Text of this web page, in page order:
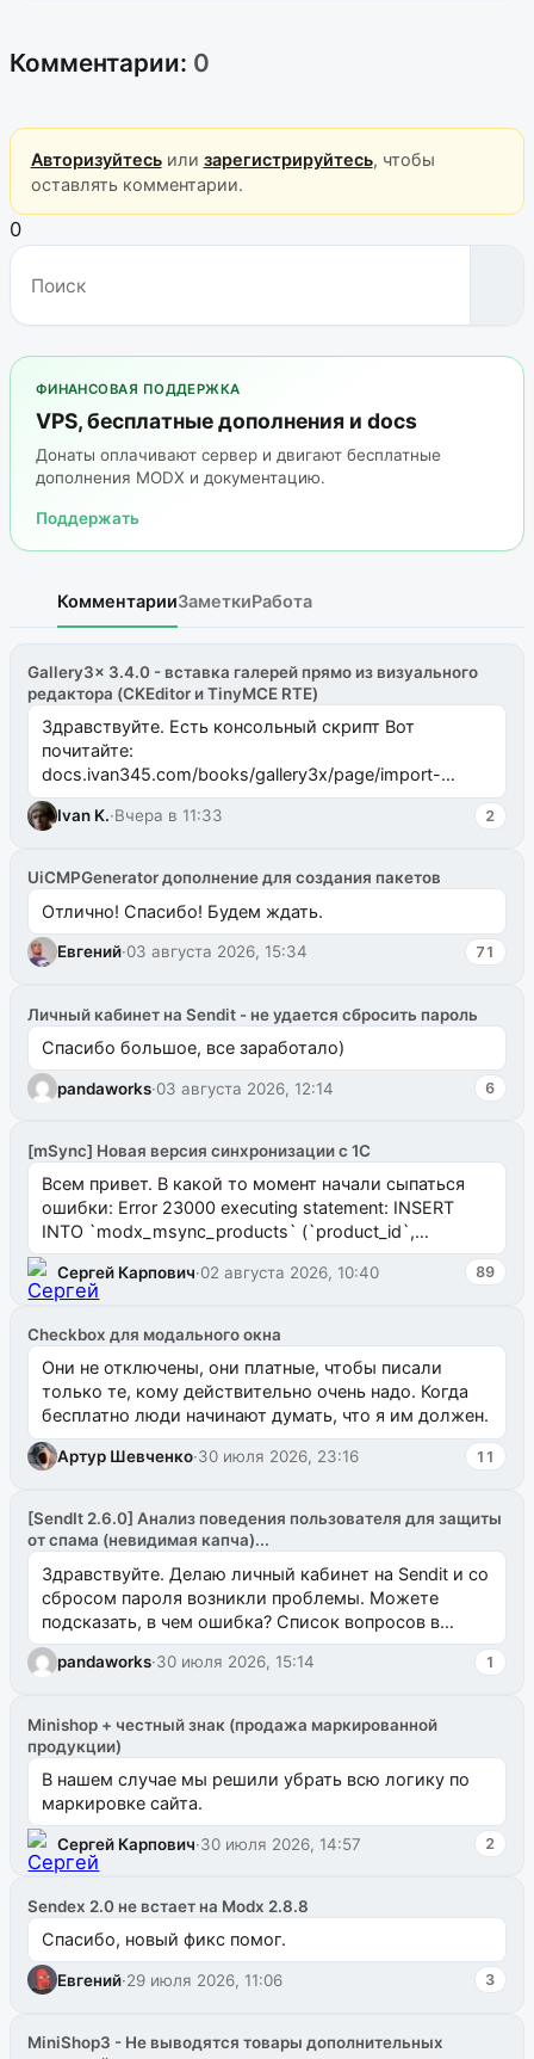
Комментарии: 0
Авторизуйтесьили зарегистрируйтесь, чтобы
оставлять комментарии.
0
ФИНАНСОВАЯ ПОДДЕРЖКА
VPS, бесплатные дополнения и docs
Донаты оплачивают сервер и двигают бесплатные
дополнения MODX и документацию.
Поддержать
КомментарииЗаметкиРабота
Gallery3x 3.4.0 - вставка галерей прямо из визуального
редактора (CKEditor и TinyMCE RTE)
Здравствуйте. Есть консольный скрипт Вот
почитайте:
docs.ivan345.com/books/gallery3x/page/import-
ms2galleryphp
Ivan K.·Вчера в 11:33 2
UiCMPGenerator дополнение для создания пакетов
Отлично! Спасибо! Будем ждать.
Евгений·03 августа 2026, 15:34 71
Личный кабинет на Sendit - не удается сбросить пароль
Спасибо большое, все заработало)
pandaworks·03 августа 2026, 12:14 6
[mSync] Новая версия синхронизации с 1С
Всем привет. В какой то момент начали сыпаться
ошибки: Error 23000 executing statement: INSERT
INTO `modx_msync_products` (`product_id`,
`uuid_1c`) VALUES ...
Сергей Карпович·02 августа 2026, 10:40 89
Checkbox для модального окна
Они не отключены, они платные, чтобы писали
только те, кому действительно очень надо. Когда
бесплатно люди начинают думать, что я им должен.
Артур Шевченко·30 июля 2026, 23:16 11
[SendIt 2.6.0] Анализ поведения пользователя для защиты
от спама (невидимая капча)...
Здравствуйте. Делаю личный кабинет на Sendit и со
сбросом пароля возникли проблемы. Можете
подсказать, в чем ошибка? Список вопросов в
одноименном разделе на modx.pro пока пуст, и,...
pandaworks·30 июля 2026, 15:14 1
Minishop + честный знак (продажа маркированной
продукции)
В нашем случае мы решили убрать всю логику по
маркировке сайта.
Сергей Карпович·30 июля 2026, 14:57 2
Sendex 2.0 не встает на Modx 2.8.8
Спасибо, новый фикс помог.
Евгений·29 июля 2026, 11:06 3
MiniShop3 - Не выводятся товары дополнительных